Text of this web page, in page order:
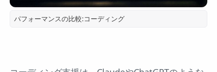
パフォーマンスの比較:コーディング